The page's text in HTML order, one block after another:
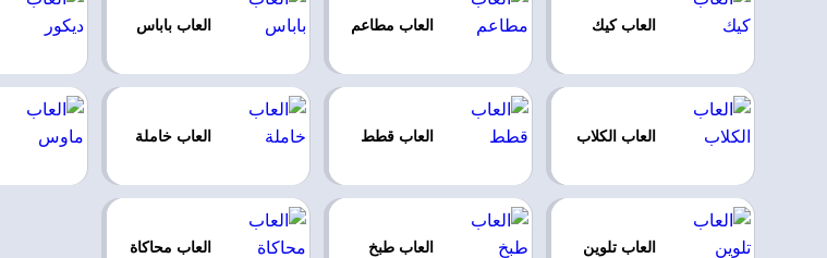
العاب كيك العاب مطاعم العاب باباس
العاب الكلاب العاب قطط العاب خاملة
العاب تلوين العاب طبخ العاب محاكاة